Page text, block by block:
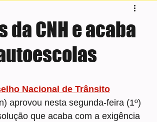
CNH e acaba
Nacional de Trânsito
aprovou nesta segunda-feira (1º)
que acaba com a exigência